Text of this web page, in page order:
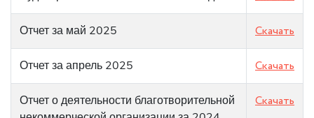
Отчет за май 2025 Скачать
Отчет за апрель 2025 Скачать
Отчет о деятельности благотворительной
Скачать